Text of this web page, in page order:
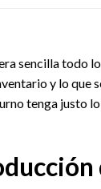
sencilla todo
y lo
tenga justo